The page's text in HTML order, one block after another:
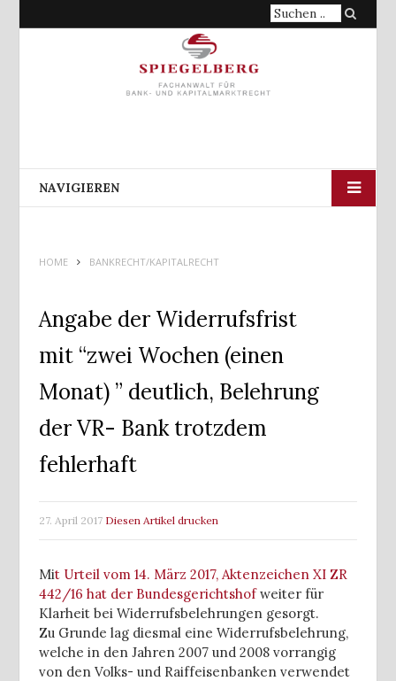
Suche
NAVIGIEREN
HOME BANKRECHT/KAPITALRECHT
Angabe der Widerrufsfrist
mit “zwei Wochen (einen
Monat) ” deutlich, Belehrung
der VR- Bank trotzdem
fehlerhaft
27. April 2017 Diesen Artikel drucken
Mit Urteil vom 14. März 2017, Aktenzeichen XI ZR
442/16 hat der Bundesgerichtshofweiter für
Klarheit bei Widerrufsbelehrungen gesorgt.
Zu Grunde lag diesmal eine Widerrufsbelehrung,
welche in den Jahren 2007 und 2008 vorrangig
von den Volks- und Raiffeisenbanken verwendet